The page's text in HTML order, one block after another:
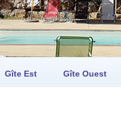
Gîte Est Gîte Ouest